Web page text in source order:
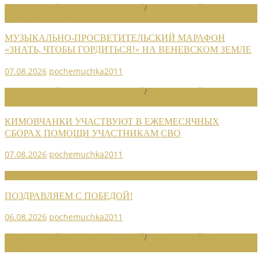
/
МУЗЫКАЛЬНО-ПРОСВЕТИТЕЛЬСКИЙ МАРАФОН
«ЗНАТЬ, ЧТОБЫ ГОРДИТЬСЯ!» НА ВЕНЕВСКОМ ЗЕМЛЕ
07.08.2026 pochemuchka2011
/
КИМОВЧАНКИ УЧАСТВУЮТ В ЕЖЕМЕСЯЧНЫХ
СБОРАХ ПОМОЩИ УЧАСТНИКАМ СВО
07.08.2026 pochemuchka2011
ПОЗДРАВЛЯЕМ С ПОБЕДОЙ!
06.08.2026 pochemuchka2011
/